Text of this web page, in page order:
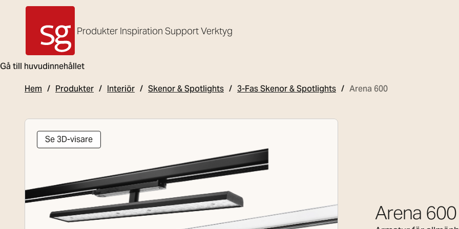
Gå till huvudinnehållet
SG Armaturen
Produkter Inspiration SupportVerktyg
Hem Produkter Interiör Skenor & Spotlights 3-Fas Skenor & Spotlights Arena 600
Se 3D-visare
Arena 600